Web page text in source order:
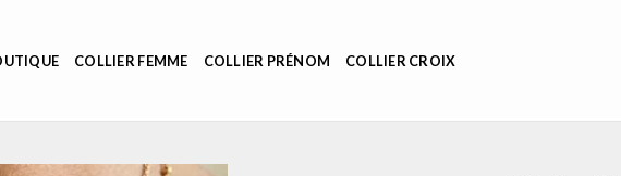
COLLIER FEMME COLLIER PRÉNOM COLLIER CROIX